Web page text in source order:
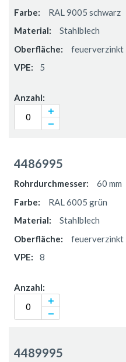
RAL 9005 schwarz
Stahlblech
feuerverzinkt
5
4486995
60 mm
RAL 6005 grün
Stahlblech
feuerverzinkt
8
4489995